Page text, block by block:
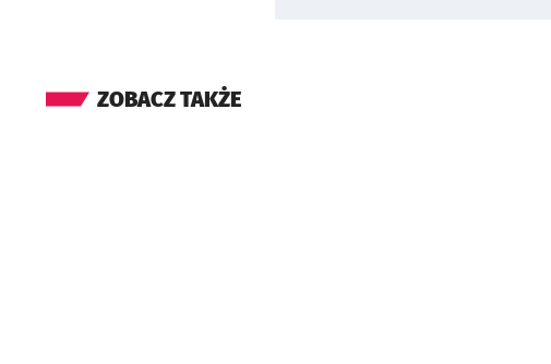
ZOBACZ TAKŻE